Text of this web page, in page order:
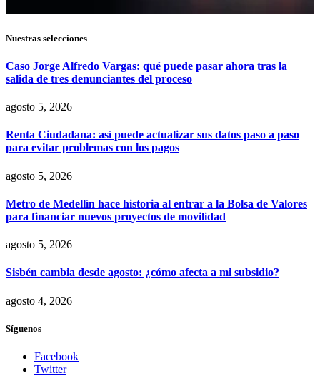
Nuestras selecciones
Caso Jorge Alfredo Vargas: qué puede pasar ahora tras la
salida de tres denunciantes del proceso
agosto 5, 2026
Renta Ciudadana: así puede actualizar sus datos paso a paso
para evitar problemas con los pagos
agosto 5, 2026
Metro de Medellín hace historia al entrar a la Bolsa de Valores
para financiar nuevos proyectos de movilidad
agosto 5, 2026
Sisbén cambia desde agosto: ¿cómo afecta a mi subsidio?
agosto 4, 2026
Síguenos
Facebook
Twitter